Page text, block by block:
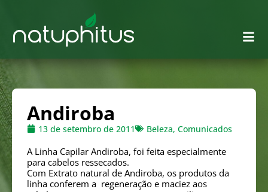
Andiroba
13 de setembro de 2011 Beleza, Comunicados
A Linha Capilar Andiroba, foi feita especialmente
para cabelos ressecados.
Com Extrato natural de Andiroba, os produtos da
linha conferem a regeneração e maciez aos